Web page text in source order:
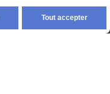
Tout accepter